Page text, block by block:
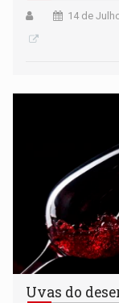
14 de
Uvas do